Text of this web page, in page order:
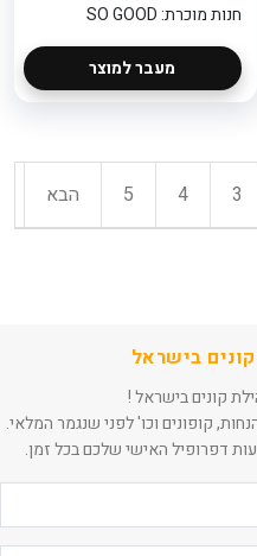
חנות מוכרת: SO GOOD
מעבר למוצר
3
4
5 הבא
בישראל
קונים בישראל !
קופונים וכו' לפני שנגמר המלאי.
דפרופיל האישי שלכם בכל זמן.